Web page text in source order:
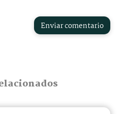
Enviar comentario